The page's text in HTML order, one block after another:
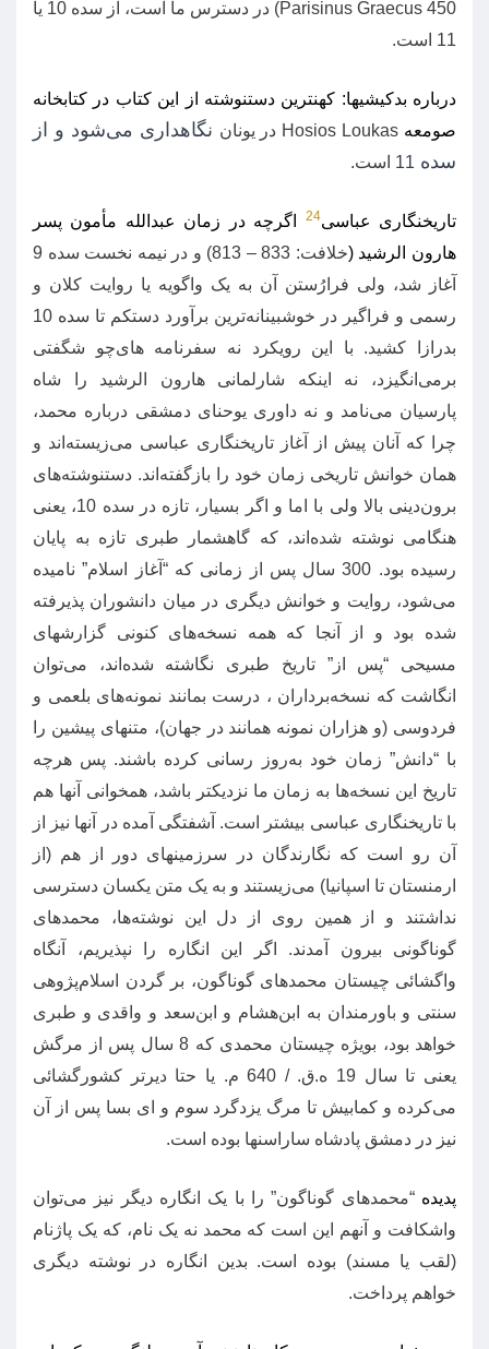
Parisinus Graecus 450) در دسترس ما است، از سده 10 یا
11 است.
درباره بدکیشیها: کهنترین دستنوشته از این کتاب در کتابخانه
صومعه Hosios Loukas در یونان نگاهداری می‌شود و از
سده 11 است.
تاریخنگاری عباسی24
اگرچه در زمان عبدالله مأمون پسر
هارون الرشید(خلافت: 833 – 813) و در نیمه نخست سده 9
آغاز شد، ولی فرارُستن آن به یک واگویه یا روایت کلان و
رسمی و فراگیر در خوشبینانه‌ترین برآورد دستکم تا سده 10
بدرازا کشید. با این رویکرد نه سفرنامه های‌چو شگفتی
برمی‌انگیزد، نه اینکه شارلمانی هارون الرشید را شاه
پارسیان می‌نامد و نه داوری یوحنای دمشقی درباره محمد،
چرا که آنان پیش از آغاز تاریخنگاری عباسی می‌زیسته‌اند و
همان خوانش تاریخی زمان خود را بازگفته‌اند. دستنوشته‌های
برون‌دینی بالا ولی با اما و اگر بسیار، تازه در سده 10، یعنی
هنگامی نوشته شده‌اند، که گاهشمار طبری تازه به پایان
رسیده بود. 300 سال پس از زمانی که“ آغاز اسلام” نامیده
می‌شود، روایت و خوانش دیگری در میان دانشوران پذیرفته
شده بود و از آنجا که همه نسخه‌های کنونی گزارشهای
مسیحی “پس از”تاریخ طبری نگاشته شده‌اند، می‌توان
انگاشت که نسخه‌برداران ، درست بمانند نمونه‌های بلعمی و
فردوسی (و هزاران نمونه همانند در جهان)، متنهای پیشین را
با“دانش” زمان خود به‌روز رسانی کرده باشند. پس هرچه
تاریخ این نسخه‌ها به زمان ما نزدیکتر باشد، همخوانی آنها هم
با تاریخنگاری عباسی بیشتر است. آشفتگی آمده در آنها نیز از
آن رو است که نگارندگان در سرزمینهای دور از هم ( از
ارمنستان تا اسپانیا) می‌زیستند و به یک متن یکسان دسترسی
نداشتند و از همین روی از دل این نوشته‌ها، محمدهای
گوناگونی بیرون آمدند.
اگر این انگاره را نپذیریم، آنگاه
واگشائی چیستان محمدهای گوناگون، بر گردن اسلام‌پژوهی
سنتی و باورمندان به ابن‌هشام و ابن‌سعد و واقدی و طبری
خواهد بود، بویژه چیستان محمدی که 8 سال پس از مرگش
یعنی تا سال 19 ه.ق. / 640 م. یا حتا دیرتر کشورگشائی
می‌کرده و کمابیش تا مرگ یزدگرد سوم و ای بسا پس از آن
نیز در دمشق پادشاه ساراسنها بوده است.
پدیده“محمدهای گوناگون” را با یک انگاره دیگر نیز می‌توان
واشکافت و آنهم این است که محمد نه یک نام، که یک پاژنام
(لقب یا مسند) بوده است. بدین انگاره در نوشته دیگری
خواهم پرداخت.